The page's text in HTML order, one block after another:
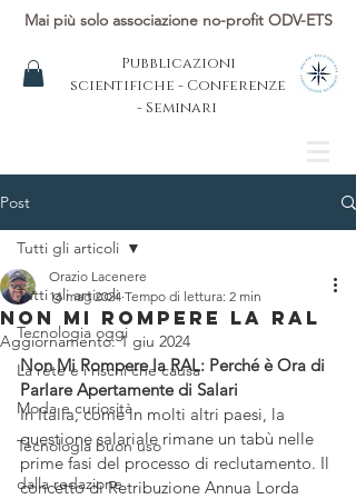
Mai più solo associazione no-profit ODV-ETS
Pubblicazioni
scientifiche - Conferenze
- Seminari
Post
Tutti gli articoli
Tecnologia oggi
La rete e i rischi che causa
Moda e curiosità
Tecnologia buon uso
dalla redazione
Tutti gli articoli
Non Mi Rompere la RAL
Orazio Lacenere
16 mag 2024 Tempo di lettura: 2 min
Aggiornamento:1 giu 2024
Non Mi Rompere la RAL: Perché è Ora di
Parlare Apertamente di Salari
In Italia, come in molti altri paesi, la
questione salariale rimane un tabù nelle
prime fasi del processo di reclutamento. Il
concetto di Retribuzione Annua Lorda